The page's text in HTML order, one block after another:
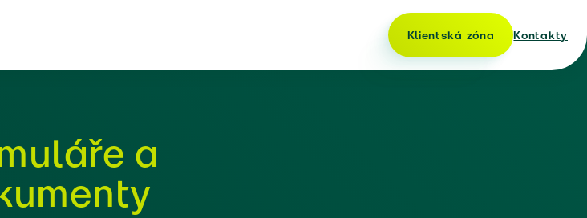
Klientská zóna Kontakty
a